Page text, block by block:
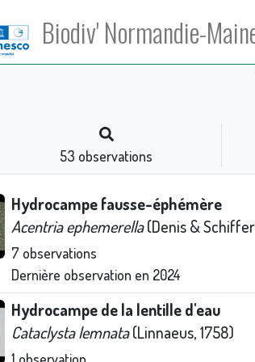
Biodiv' Normandie-
53 observations
Hydrocampe fausse-éphémère
Acentria ephemerella(Denis &
7 observations
Dernière observation en 2024
Hydrocampe de la lentille d'eau
Cataclysta lemnata(Linnaeus, 1758)